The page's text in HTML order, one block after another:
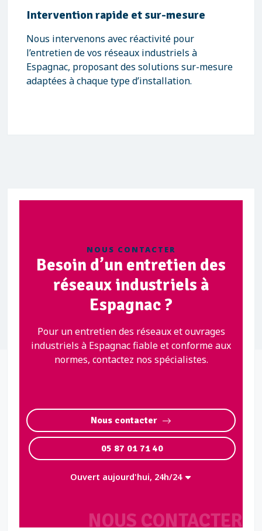
Intervention rapide et sur-mesure
Nous intervenons avec réactivité pour
l’entretien de vos réseaux industriels à
Espagnac, proposant des solutions sur-mesure
adaptées à chaque type d’installation.
NOUS CONTACTER
NOUS CONTACTER
Besoin d’un entretien des
réseaux industriels à
Espagnac ?
Pour un entretien des réseaux et ouvrages
industriels à Espagnac fiable et conforme aux
normes, contactez nos spécialistes.
Nous contacter
05 87 01 71 40
Ouvert aujourd'hui, 24h/24